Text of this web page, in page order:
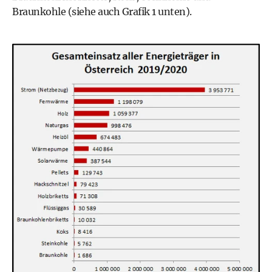
Braunkohle (siehe auch Grafik 1 unten).